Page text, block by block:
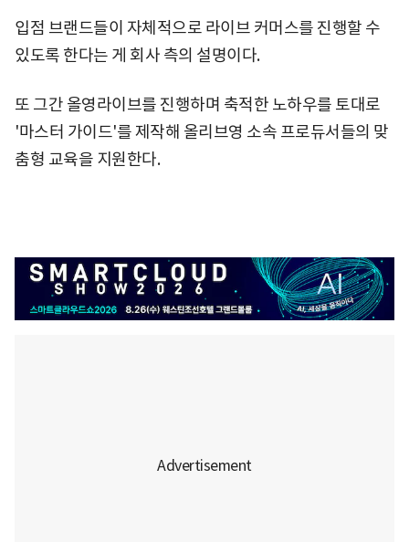
입점 브랜드들이 자체적으로 라이브 커머스를 진행할 수
있도록 한다는 게 회사 측의 설명이다.
또 그간 올영라이브를 진행하며 축적한 노하우를 토대로
'마스터 가이드'를 제작해 올리브영 소속 프로듀서들의 맞
춤형 교육을 지원한다.